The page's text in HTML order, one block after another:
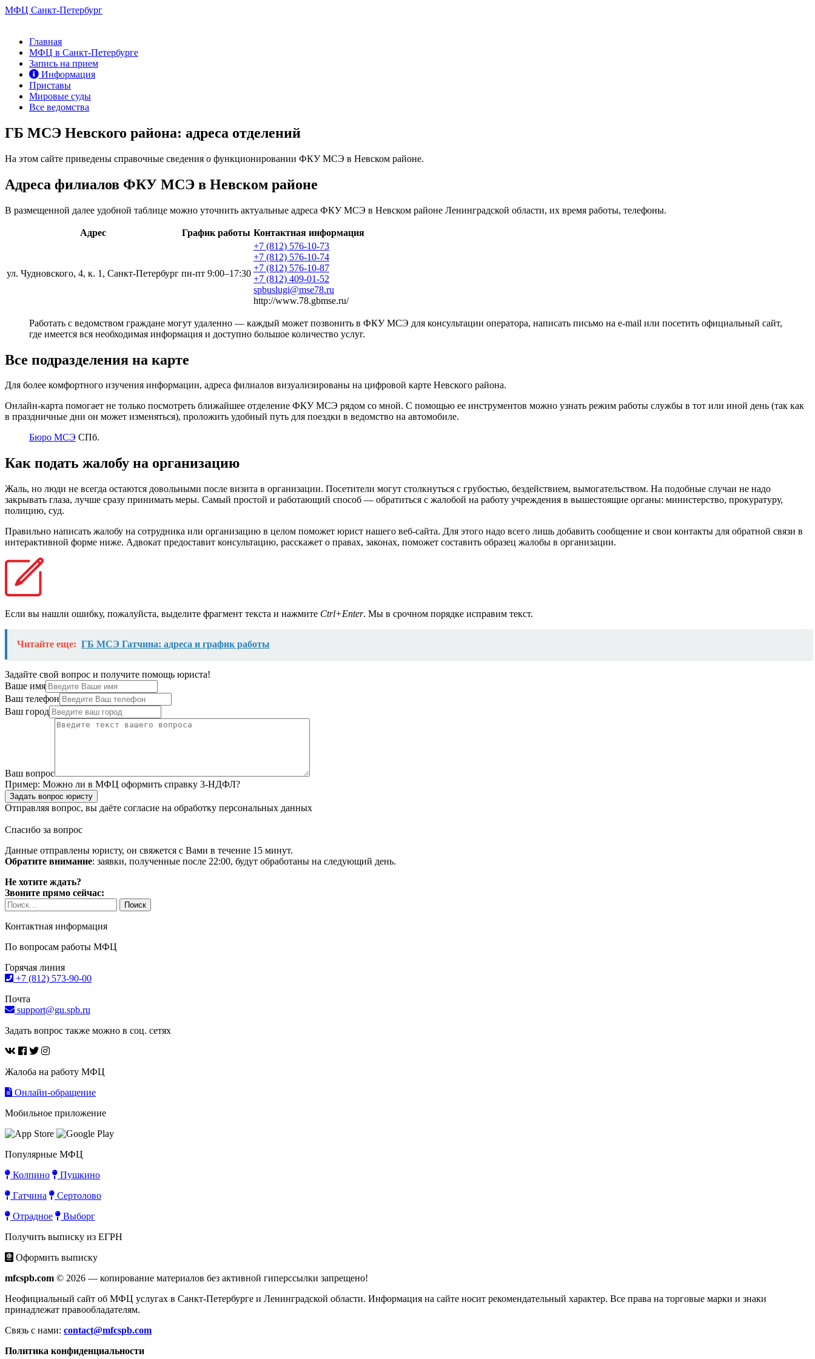
МФЦ Санкт-Петербург
Главная
МФЦ в Санкт-Петербурге
Запись на прием
Информация
Приставы
Мировые суды
Все ведомства
ГБ МСЭ Невского района: адреса отделений
На этом сайте приведены справочные сведения о функционировании ФКУ МСЭ в Невском районе.
Адреса филиалов ФКУ МСЭ в Невском районе
В размещенной далее удобной таблице можно уточнить актуальные адреса ФКУ МСЭ в Невском районе Ленинградской области, их время работы, телефоны.
Адрес График работы Контактная информация
ул. Чудновского, 4, к. 1, Санкт-Петербург пн-пт 9:00–17:30
+7 (812) 576-10-73
+7 (812) 576-10-74
+7 (812) 576-10-87
+7 (812) 409-01-52
spbuslugi@mse78.ru
http://www.78.gbmse.ru/
Работать с ведомством граждане могут удаленно — каждый может позвонить в ФКУ МСЭ для консультации оператора, написать письмо на e-mail или посетить официальный сайт,
где имеется вся необходимая информация и доступно большое количество услуг.
Все подразделения на карте
Для более комфортного изучения информации, адреса филиалов визуализированы на цифровой карте Невского района.
Онлайн-карта помогает не только посмотреть ближайшее отделение ФКУ МСЭ рядом со мной. С помощью ее инструментов можно узнать режим работы службы в тот или иной день (так как
в праздничные дни он может изменяться), проложить удобный путь для поездки в ведомство на автомобиле.
Бюро МСЭ СПб.
Как подать жалобу на организацию
Жаль, но люди не всегда остаются довольными после визита в организации. Посетители могут столкнуться с грубостью, бездействием, вымогательством. На подобные случаи не надо
закрывать глаза, лучше сразу принимать меры. Самый простой и работающий способ — обратиться с жалобой на работу учреждения в вышестоящие органы: министерство, прокуратуру,
полицию, суд.
Правильно написать жалобу на сотрудника или организацию в целом поможет юрист нашего веб-сайта. Для этого надо всего лишь добавить сообщение и свои контакты для обратной связи в
интерактивной форме ниже. Адвокат предоставит консультацию, расскажет о правах, законах, поможет составить образец жалобы в организации.
Если вы нашли ошибку, пожалуйста, выделите фрагмент текста и нажмите Ctrl+Enter. Мы в срочном порядке исправим текст.
Читайте еще: ГБ МСЭ Гатчина: адреса и график работы
Задайте свой вопрос и получите помощь юриста!
Ваше имя
Ваш телефон
Ваш город
Ваш вопрос
Пример: Можно ли в МФЦ оформить справку 3-НДФЛ?
Задать вопрос юристу
Отправляя вопрос, вы даёте согласие на обработку персональных данных
Спасибо за вопрос
Данные отправлены юристу, он свяжется с Вами в течение 15 минут.
Обратите внимание: заявки, полученные после 22:00, будут обработаны на следующий день.
Не хотите ждать?
Звоните прямо сейчас:
Найти:
Контактная информация
По вопросам работы МФЦ
Горячая линия
+7 (812) 573-90-00
Почта
support@gu.spb.ru
Задать вопрос также можно в соц. сетях
Жалоба на работу МФЦ
Онлайн-обращение
Мобильное приложение
Популярные МФЦ
Колпино
Пушкино
Гатчина
Сертолово
Отрадное
Выборг
Получить выписку из ЕГРН
Оформить выписку
mfcspb.com © 2026 — копирование материалов без активной гиперссылки запрещено!
Неофициальный сайт об МФЦ услугах в Санкт-Петербурге и Ленинградской области. Информация на сайте носит рекомендательный характер. Все права на торговые марки и знаки
принадлежат правообладателям.
Связь с нами: contact@mfcspb.com
Политика конфиденциальности